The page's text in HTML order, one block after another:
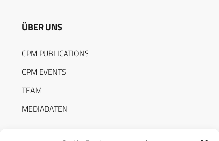
ÜBER UNS
CPM PUBLICATIONS
CPM EVENTS
TEAM
MEDIADATEN